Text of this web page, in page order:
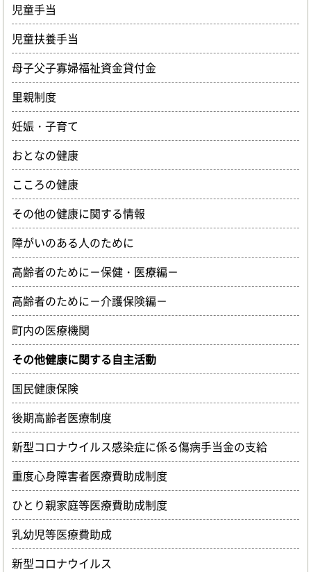
児童手当
児童扶養手当
母子父子寡婦福祉資金貸付金
里親制度
妊娠・子育て
おとなの健康
こころの健康
その他の健康に関する情報
障がいのある人のために
高齢者のために－保健・医療編－
高齢者のために－介護保険編－
町内の医療機関
その他健康に関する自主活動
国民健康保険
後期高齢者医療制度
新型コロナウイルス感染症に係る傷病手当金の支給
重度心身障害者医療費助成制度
ひとり親家庭等医療費助成制度
乳幼児等医療費助成
新型コロナウイルス